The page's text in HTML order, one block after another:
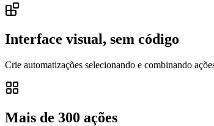
Interface visual, sem código
Crie automatizações selecionando e combinando
Mais de 300 ações